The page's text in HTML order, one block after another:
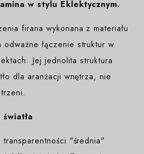
w stylu Eklektycznym.
firana wykonana z materiału
odważne łączenie struktur w
Jej jednolita struktura
dla aranżacji wnętrza, nie
"średnia"